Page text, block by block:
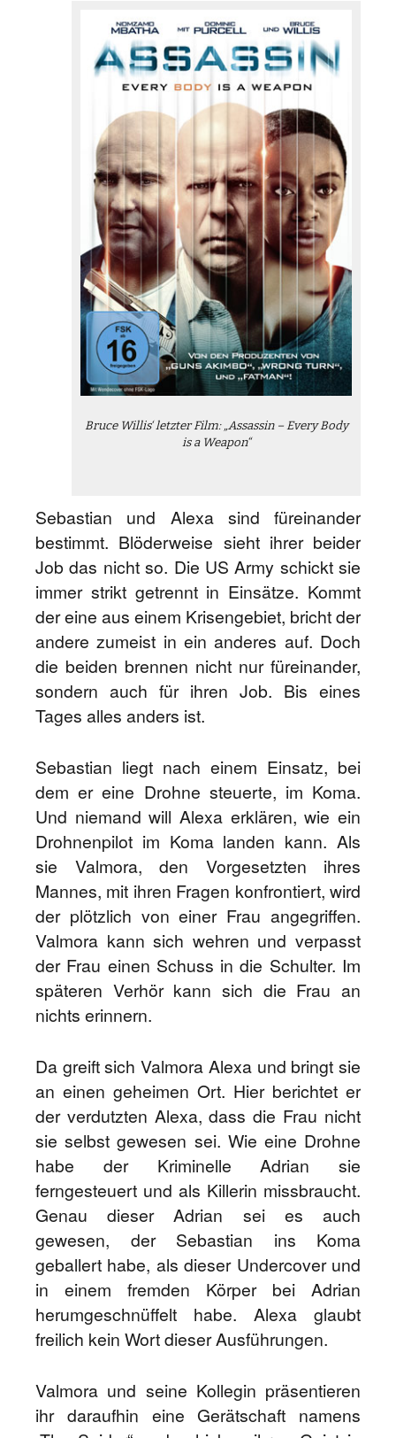
Bruce Willis‘ letzter Film: „Assassin – Every Body
is a Weapon“
Sebastian und Alexa sind füreinander
bestimmt. Blöderweise sieht ihrer beider
Job das nicht so. Die US Army schickt sie
immer strikt getrennt in Einsätze. Kommt
der eine aus einem Krisengebiet, bricht der
andere zumeist in ein anderes auf. Doch
die beiden brennen nicht nur füreinander,
sondern auch für ihren Job. Bis eines
Tages alles anders ist.
Sebastian liegt nach einem Einsatz, bei
dem er eine Drohne steuerte, im Koma.
Und niemand will Alexa erklären, wie ein
Drohnenpilot im Koma landen kann. Als
sie Valmora, den Vorgesetzten ihres
Mannes, mit ihren Fragen konfrontiert, wird
der plötzlich von einer Frau angegriffen.
Valmora kann sich wehren und verpasst
der Frau einen Schuss in die Schulter. Im
späteren Verhör kann sich die Frau an
nichts erinnern.
Da greift sich Valmora Alexa und bringt sie
an einen geheimen Ort. Hier berichtet er
der verdutzten Alexa, dass die Frau nicht
sie selbst gewesen sei. Wie eine Drohne
habe der Kriminelle Adrian sie
ferngesteuert und als Killerin missbraucht.
Genau dieser Adrian sei es auch
gewesen, der Sebastian ins Koma
geballert habe, als dieser Undercover und
in einem fremden Körper bei Adrian
herumgeschnüffelt habe. Alexa glaubt
freilich kein Wort dieser Ausführungen.
Valmora und seine Kollegin präsentieren
ihr daraufhin eine Gerätschaft namens